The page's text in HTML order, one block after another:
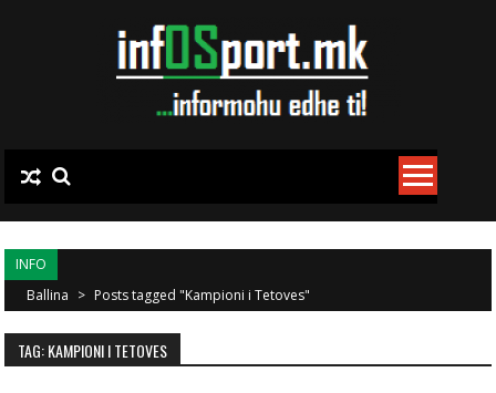
INFO
Ballina > Posts tagged "Kampioni i Tetoves"
TAG: KAMPIONI I TETOVES